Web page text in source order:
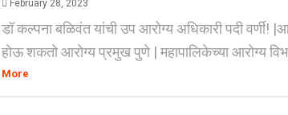
February 28, 2023
डॉ कल्पना बळिवंत यांची उप आरोग्य अधिकारी पदी वर्णी!
होऊ शकतो आरोग्य प्रमुख पुणे | महापालिकेच्या आरोग्य
More